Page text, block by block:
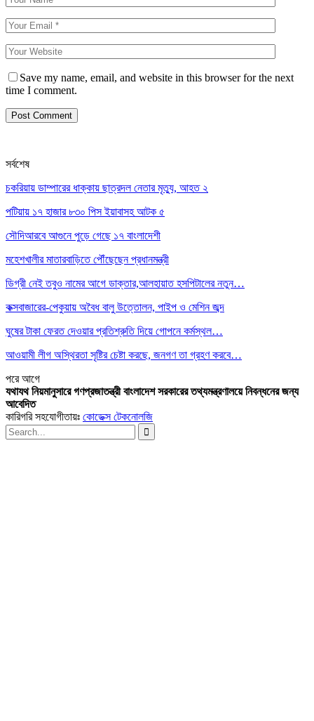
Save my name, email, and website in this browser for the next
time I comment.
সর্বশেষ
চকরিয়ায় ডাম্পারের ধাক্কায় ছাত্রদল নেতার মৃত্যু, আহত ২
পটিয়ায় ১৭ হাজার ৮৩০ পিস ইয়াবাসহ আটক ৫
সৌদিআরবে আগুনে পুড়ে গেছে ১৭ বাংলাদেশী
মহেশখালীর মাতারবাড়িতে পৌঁছেছেন প্রধানমন্ত্রী
ডিগ্রী নেই তবুও নামের আগে ডাক্তার,আলহায়াত হসপিটালের নতুন…
কক্সবাজারের-পেকুয়ায় অবৈধ বালু উত্তোলন, পাইপ ও মেশিন জব্দ
ঘুষের টাকা ফেরত দেওয়ার প্রতিশ্রুতি দিয়ে গোপনে কর্মস্থল…
আওয়ামী লীগ অস্থিরতা সৃষ্টির চেষ্টা করছে, জনগণ তা গ্রহণ করবে…
পরেআগে
যথাযথ নিয়মানুসারে গণপ্রজাতন্ত্রী বাংলাদেশ সরকারের তথ্যমন্ত্রণালয়ে নিবন্ধনের জন্য
আবেদিত
কারিগরি সহযোগীতায়ঃ কোডেক্স টেকনোলজি